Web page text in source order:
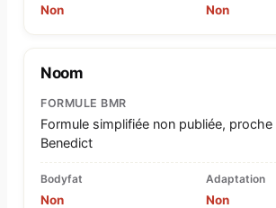
Non Non
Noom
FORMULE BMR
Formule simplifiée non publiée,
Benedict
Bodyfat
Non
Adaptation
Non